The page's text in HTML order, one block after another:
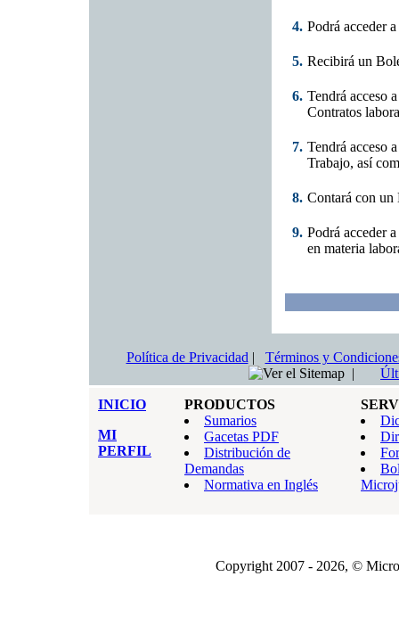
4. Podrá acceder
5. Recibirá un
6. Tendrá acceso
Contratos
7. Tendrá acceso
Trabajo, así
8. Contará con un
9. Podrá acceder
en materia
Política de Privacidad | Términos y
|
INICIO
MI
PERFIL
PRODUCTOS
Sumarios
Gacetas PDF
Distribución de
Demandas
Normativa en Inglés
Copyright 2007 - 2026, ©